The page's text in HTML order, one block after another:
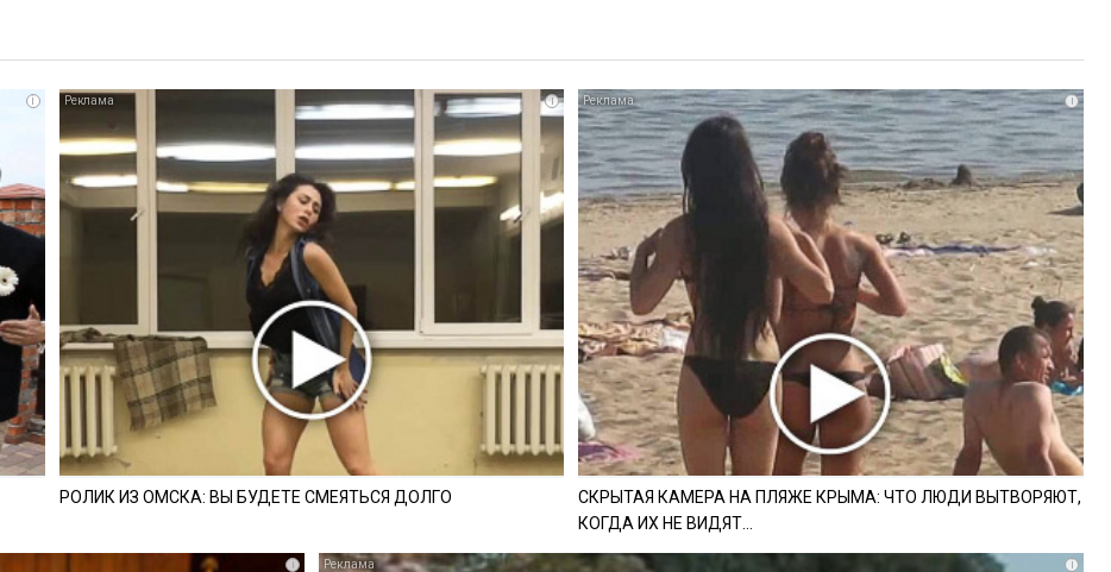
i i
РОЛИК ИЗ ОМСКА: ВЫ БУДЕТЕ СМЕЯТЬСЯ ДОЛГО
i
СКРЫТАЯ КАМЕРА НА ПЛЯЖЕ КРЫМА: ЧТО ЛЮДИ ВЫТВОРЯЮТ,
КОГДА ИХ НЕ ВИДЯТ...
i i